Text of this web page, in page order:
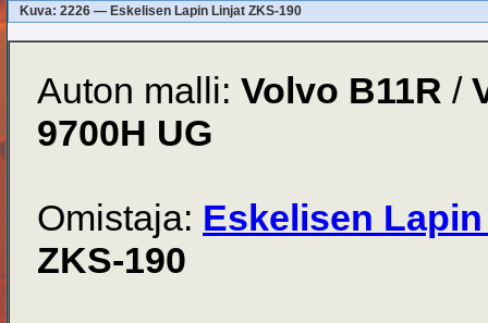
Kuva: 2226 — Eskelisen Lapin Linjat ZKS-190
Auton malli: Volvo B11R /
9700H UG
Omistaja: Eskelisen
ZKS-190